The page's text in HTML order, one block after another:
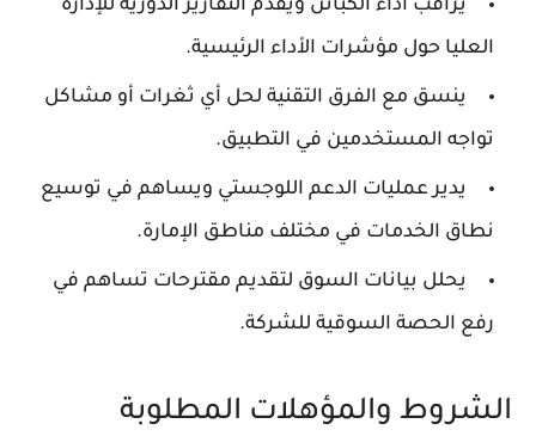
يراقب أداء الكباتن ويقدم التقارير الدورية للإدارة
العليا حول مؤشرات الأداء الرئيسية.
ينسق مع الفرق التقنية لحل أي ثغرات أو مشاكل
تواجه المستخدمين في التطبيق.
يدير عمليات الدعم اللوجستي ويساهم في توسيع
نطاق الخدمات في مختلف مناطق الإمارة.
يحلل بيانات السوق لتقديم مقترحات تساهم في
رفع الحصة السوقية للشركة.
الشروط والمؤهلات المطلوبة